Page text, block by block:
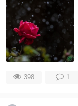
398 1